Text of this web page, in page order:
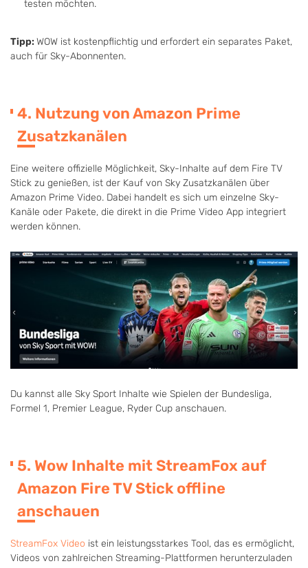
testen möchten.
Tipp: WOW ist kostenpflichtig und erfordert ein separates Paket,
auch für Sky-Abonnenten.
4. Nutzung von Amazon Prime
Zusatzkanälen
Eine weitere offizielle Möglichkeit, Sky-Inhalte auf dem Fire TV
Stick zu genießen, ist der Kauf von Sky Zusatzkanälen über
Amazon Prime Video. Dabei handelt es sich um einzelne Sky-
Kanäle oder Pakete, die direkt in die Prime Video App integriert
werden können.
Du kannst alle Sky Sport Inhalte wie Spielen der Bundesliga,
Formel 1, Premier League, Ryder Cup anschauen.
5. Wow Inhalte mit StreamFox auf
Amazon Fire TV Stick offline
anschauen
StreamFox Video ist ein leistungsstarkes Tool, das es ermöglicht,
Videos von zahlreichen Streaming-Plattformen herunterzuladen